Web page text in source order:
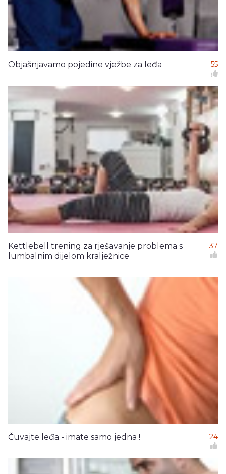
Objašnjavamo pojedine vježbe za leđa 55
Kettlebell trening za rješavanje problema s
lumbalnim dijelom kralježnice
37
Čuvajte leđa - imate samo jedna ! 24